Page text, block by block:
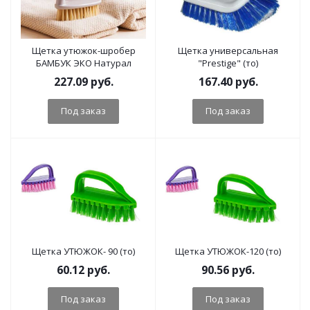
Щетка утюжок-шробер
БАМБУК ЭКО Натурал
227.09руб.
Под заказ
Щетка универсальная
"Prestige" (то)
167.40руб.
Под заказ
Щетка УТЮЖОК- 90 (то)
60.12 руб.
Под заказ
Щетка УТЮЖОК-120 (то)
90.56 руб.
Под заказ